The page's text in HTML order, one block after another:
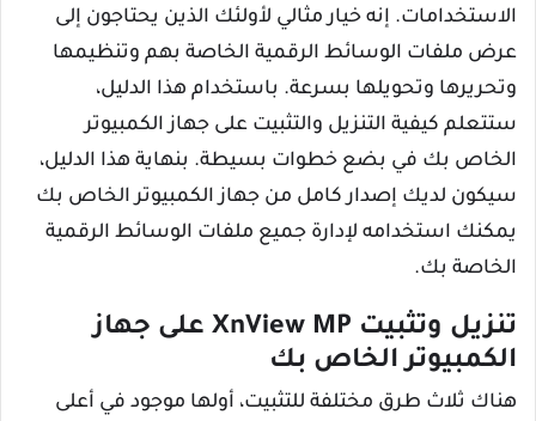
الاستخدامات. إنه خيار مثالي لأولئك الذين يحتاجون إلى
عرض ملفات الوسائط الرقمية الخاصة بهم وتنظيمها
وتحريرها وتحويلها بسرعة. باستخدام هذا الدليل،
ستتعلم كيفية التنزيل والتثبيت على جهاز الكمبيوتر
الخاص بك في بضع خطوات بسيطة. بنهاية هذا الدليل،
سيكون لديك إصدار كامل من جهاز الكمبيوتر الخاص بك
يمكنك استخدامه لإدارة جميع ملفات الوسائط الرقمية
الخاصة بك.
تنزيل وتثبيت XnView MP على جهاز
الكمبيوتر الخاص بك
هناك ثلاث طرق مختلفة للتثبيت، أولها موجود في أعلى